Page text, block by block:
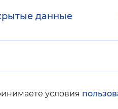
условия
данные